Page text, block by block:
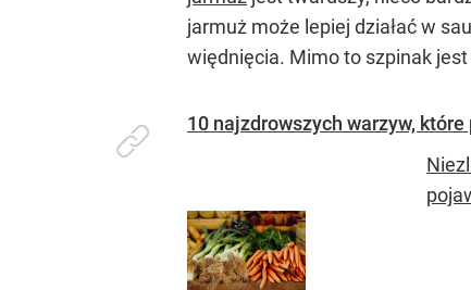
jarmuż może lepiej działać w
więdnięcia. Mimo to szpinak
10 najzdrowszych warzyw,